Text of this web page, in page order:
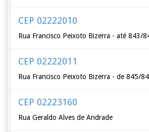
CEP 02222010
Rua Francisco Peixoto Bizerra - até 843/
CEP 02222011
Rua Francisco Peixoto Bizerra - de 845/
CEP 02223160
Rua Geraldo Alves de Andrade